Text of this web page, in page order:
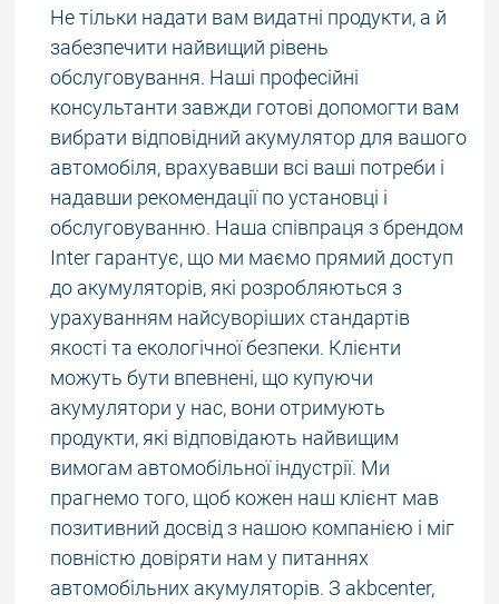
Не тільки надати вам видатні продукти, а й
забезпечити найвищий рівень
обслуговування. Наші професійні
консультанти завжди готові допомогти вам
вибрати відповідний акумулятор для вашого
автомобіля, врахувавши всі ваші потреби і
надавши рекомендації по установці і
обслуговуванню. Наша співпраця з брендом
Inter гарантує, що ми маємо прямий доступ
до акумуляторів, які розробляються з
урахуванням найсуворіших стандартів
якості та екологічної безпеки. Клієнти
можуть бути впевнені, що купуючи
акумулятори у нас, вони отримують
продукти, які відповідають найвищим
вимогам автомобільної індустрії. Ми
прагнемо того, щоб кожен наш клієнт мав
позитивний досвід з нашою компанією і міг
повністю довіряти нам у питаннях
автомобільних акумуляторів. З akbcenter,